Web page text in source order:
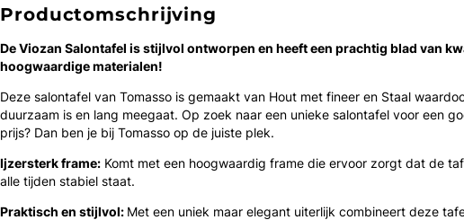
Productomschrijving
De Viozan Salontafel is ​​stijlvol ontworpen en heeft een prachtig blad van
hoogwaardige materialen!
Deze salontafel van Tomasso is gemaakt van Hout met fineer en Staal
duurzaam is en lang meegaat. Op zoek naar een unieke salontafel voor een
prijs? Dan ben je bij Tomasso op de juiste plek.
Ijzersterk frame: Komt met een hoogwaardig frame die ervoor zorgt dat de
alle tijden stabiel staat.
Praktisch en stijlvol: Met een uniek maar elegant uiterlijk combineert deze